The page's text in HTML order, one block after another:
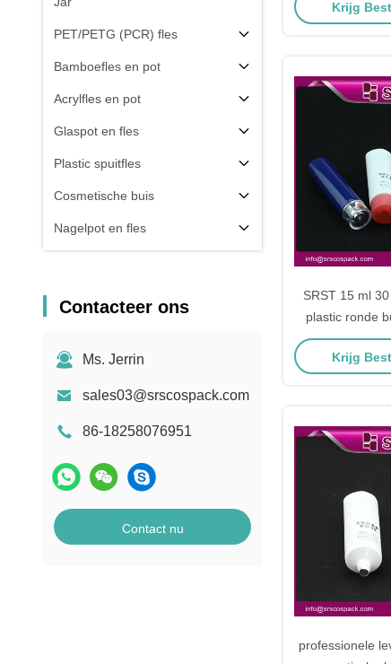
PET/PETG (PCR) fles
Bamboefles en pot
Acrylfles en pot
Glaspot en fles
Plastic spuitfles
Cosmetische buis
Nagelpot en fles
Contacteer ons
Ms. Jerrin
sales03@srscospack.com
86-18258076951
Contact nu
Krijg
SRST 15 ml
plastic ronde
Krijg
professionele